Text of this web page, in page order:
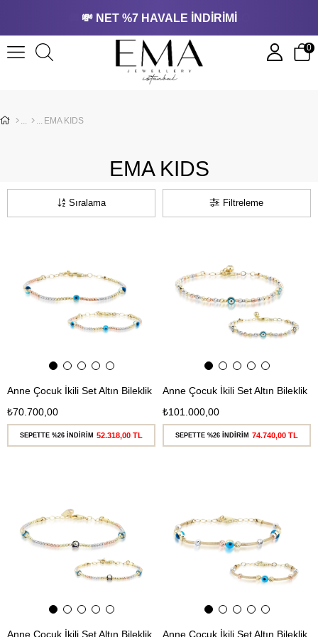
💸 NET %7 HAVALE İNDİRİMİ
🔒 SSL SERTİFİKALI GÜVENLİ ÖDEME
0
EMA KIDS
EMA KIDS
Filtreleme
Sıralama
Anne Çocuk İkili Set Altın Bileklik
₺70.700,00
SEPETTE %26 İNDİRİM 52.318,00 TL
Anne Çocuk İkili Set Altın Bileklik
₺101.000,00
SEPETTE %26 İNDİRİM 74.740,00 TL
Anne Çocuk İkili Set Altın Bileklik
Anne Çocuk İkili Set Altın Bileklik